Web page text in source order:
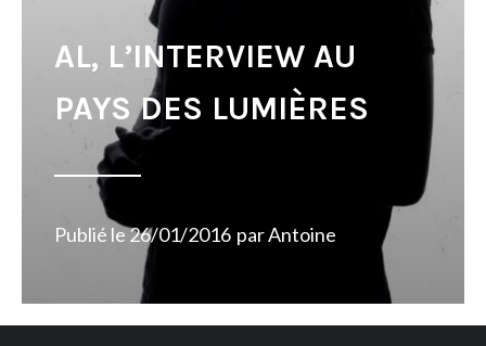
AL, L’INTERVIEW AU
PAYS DES LUMIÈRES
Publié le26/01/2016 parAntoine